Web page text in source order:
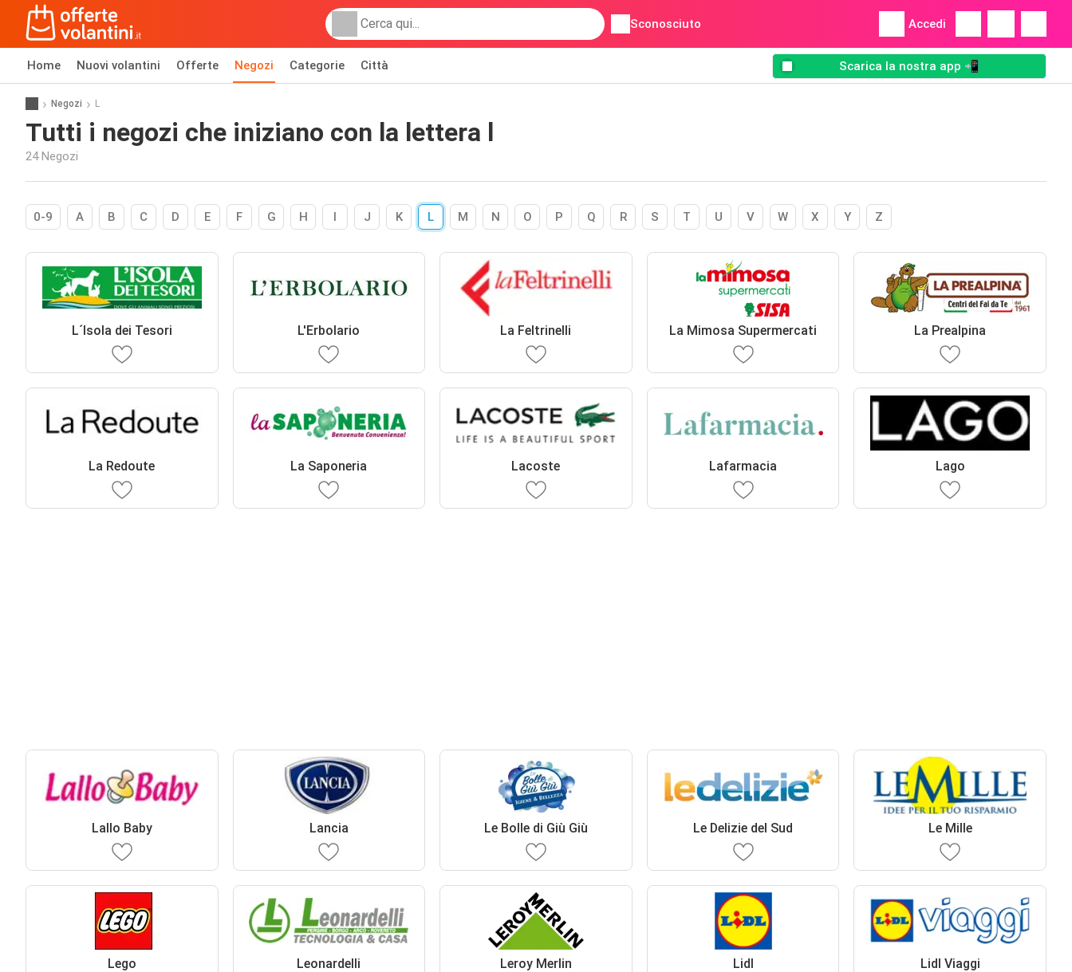
Sconosciuto Accedi
Home Nuovi volantini Offerte Negozi Categorie Città Scarica la nostra app 📲
Negozi L
Tutti i negozi che iniziano con la lettera l
24 Negozi
0-9 A B C D E F G H I J K L M N O P Q R S T U V W X Y Z
L´Isola dei Tesori L'Erbolario La Feltrinelli La Mimosa Supermercati La Prealpina
La Redoute La Saponeria Lacoste Lafarmacia Lago
Lallo Baby Lancia Le Bolle di Giù Giù Le Delizie del Sud Le Mille
Lego Leonardelli Leroy Merlin Lidl Lidl Viaggi